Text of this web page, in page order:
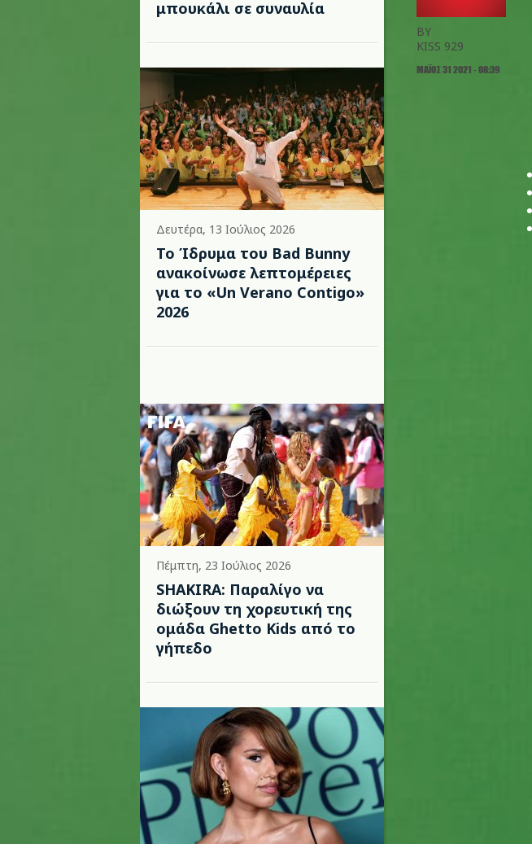
μπουκάλι σε συναυλία
Δευτέρα, 13 Ιούλιος 2026
Το Ίδρυμα του Bad Bunny
ανακοίνωσε λεπτομέρειες
για το «Un Verano Contigo»
2026
Πέμπτη, 23 Ιούλιος 2026
SHAKIRA: Παραλίγο να
διώξουν τη χορευτική της
ομάδα Ghetto Kids από το
γήπεδο
BY
KISS 929
ΜΆΙΟΣ 31 2021 - 08:39